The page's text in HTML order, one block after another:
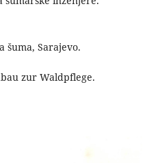
šuma, Sarajevo.
zur Waldpflege.